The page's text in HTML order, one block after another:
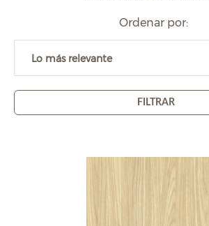
Ordenar por:
FILTRAR